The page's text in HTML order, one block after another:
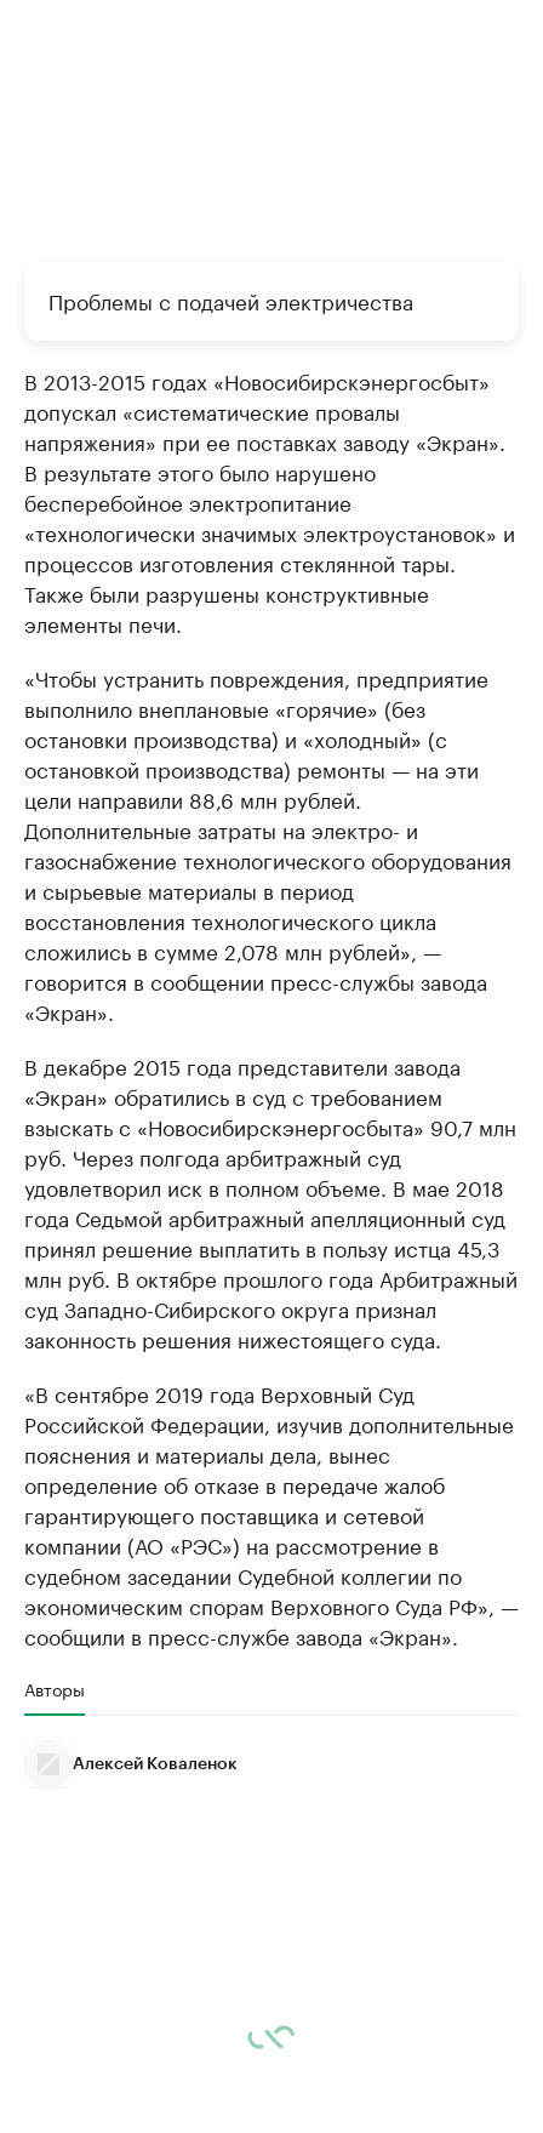
Проблемы с подачей электричества
В 2013-2015 годах «Новосибирскэнергосбыт»
допускал «систематические провалы
напряжения» при ее поставках заводу «Экран».
В результате этого было нарушено
бесперебойное электропитание
«технологически значимых электроустановок» и
процессов изготовления стеклянной тары.
Также были разрушены конструктивные
элементы печи.
«Чтобы устранить повреждения, предприятие
выполнило внеплановые «горячие» (без
остановки производства) и «холодный» (с
остановкой производства) ремонты — на эти
цели направили 88,6 млн рублей.
Дополнительные затраты на электро- и
газоснабжение технологического оборудования
и сырьевые материалы в период
восстановления технологического цикла
сложились в сумме 2,078 млн рублей», —
говорится в сообщении пресс-службы завода
«Экран».
В декабре 2015 года представители завода
«Экран» обратились в суд с требованием
взыскать с «Новосибирскэнергосбыта» 90,7 млн
руб. Через полгода арбитражный суд
удовлетворил иск в полном объеме. В мае 2018
года Седьмой арбитражный апелляционный суд
принял решение выплатить в пользу истца 45,3
млн руб. В октябре прошлого года Арбитражный
суд Западно-Сибирского округа признал
законность решения нижестоящего суда.
«В сентябре 2019 года Верховный Суд
Российской Федерации, изучив дополнительные
пояснения и материалы дела, вынес
определение об отказе в передаче жалоб
гарантирующего поставщика и сетевой
компании (АО «РЭС») на рассмотрение в
судебном заседании Судебной коллегии по
экономическим спорам Верховного Суда РФ», —
сообщили в пресс-службе завода «Экран».
Авторы
Алексей Коваленок